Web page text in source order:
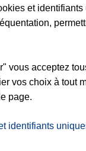
compagnie
immobilière
et
vous acceptez
vos choix à tout
page.
identifiants